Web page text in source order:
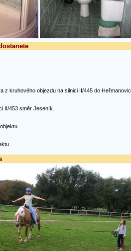
z kruhového objezdu na silnici II/445 do Heřmanovic.
II/453 směr Jeseník.